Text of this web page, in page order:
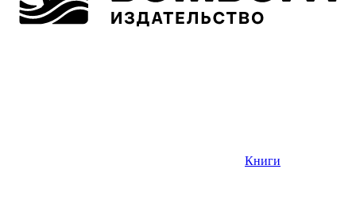
Книги